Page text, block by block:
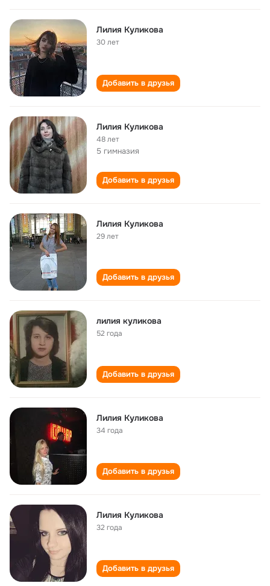
Лилия Куликова
30 лет
Добавить в друзья
Лилия Куликова
48 лет
5 гимназия
Добавить в друзья
Лилия Куликова
29 лет
Добавить в друзья
лилия куликова
52 года
Добавить в друзья
Лилия Куликова
34 года
Добавить в друзья
Лилия Куликова
32 года
Добавить в друзья